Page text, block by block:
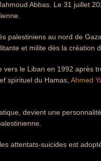
Abbas. Le 31 juillet
palestiniens au nord de
et milite dès la création
vers le Liban en 1992 après
spirituel du Hamas, Ahmed
devient une
attentats-suicides est